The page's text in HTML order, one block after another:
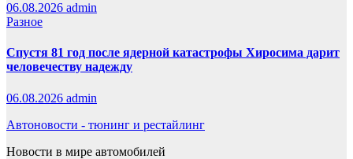
06.08.2026 admin
Разное
Спустя 81 год после ядерной катастрофы Хиросима дарит
человечеству надежду
06.08.2026 admin
Автоновости - тюнинг и рестайлинг
Новости в мире автомобилей